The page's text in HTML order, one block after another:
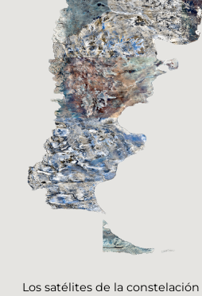
Los satélites de la constelación